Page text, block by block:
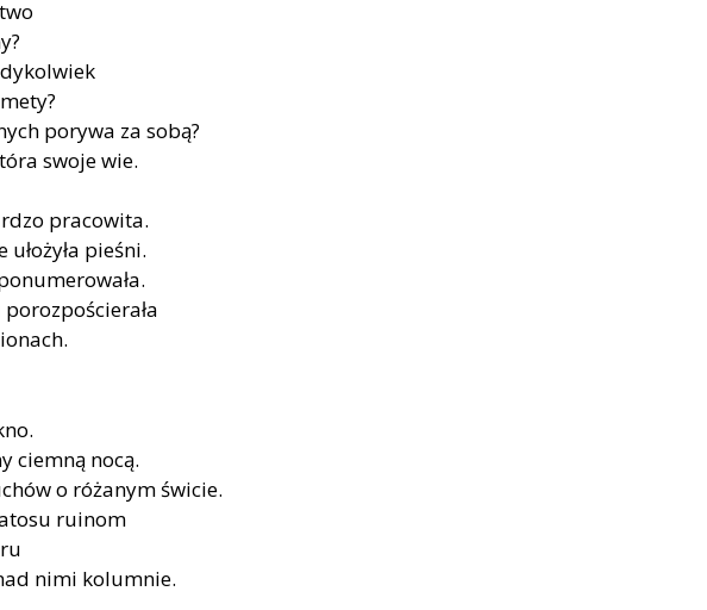
porywa za sobą?
swoje wie.
pracowita.
pieśni.
ciemną nocą.
o różanym świcie.
ruinom
nimi kolumnie.